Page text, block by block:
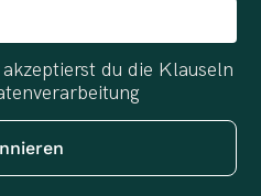
du die Klauseln